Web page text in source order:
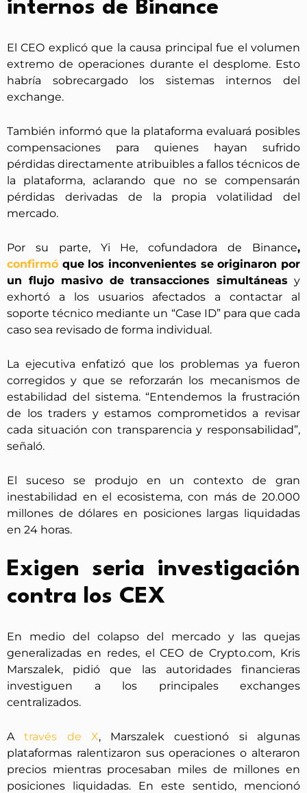
internos de Binance
El CEO explicó que la causa principal fue el volumen
extremo de operaciones durante el desplome. Esto
habría sobrecargado los sistemas internos del
exchange.
También informó que la plataforma evaluará posibles
compensaciones para quienes hayan sufrido
pérdidas directamente atribuibles a fallos técnicos de
la plataforma, aclarando que no se compensarán
pérdidas derivadas de la propia volatilidad del
mercado.
Por su parte, Yi He, cofundadora de Binance,
confirmó que los inconvenientes se originaron por
un flujo masivo de transacciones simultáneas y
exhortó a los usuarios afectados a contactar al
soporte técnico mediante un “Case ID” para que cada
caso sea revisado de forma individual.
La ejecutiva enfatizó que los problemas ya fueron
corregidos y que se reforzarán los mecanismos de
estabilidad del sistema. “Entendemos la frustración
de los traders y estamos comprometidos a revisar
cada situación con transparencia y responsabilidad”,
señaló.
El suceso se produjo en un contexto de gran
inestabilidad en el ecosistema, con más de 20.000
millones de dólares en posiciones largas liquidadas
en 24 horas.
Exigen seria investigación
contra los CEX
En medio del colapso del mercado y las quejas
generalizadas en redes, el CEO de Crypto.com, Kris
Marszalek, pidió que las autoridades financieras
investiguen a los principales exchanges
centralizados.
Através de X, Marszalek cuestionó si algunas
plataformas ralentizaron sus operaciones o alteraron
precios mientras procesaban miles de millones en
posiciones liquidadas. En este sentido, mencionó